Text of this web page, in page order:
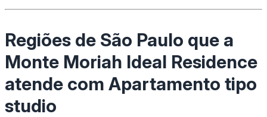
Regiões de São Paulo que a
Monte Moriah Ideal Residence
atende com Apartamento tipo
studio